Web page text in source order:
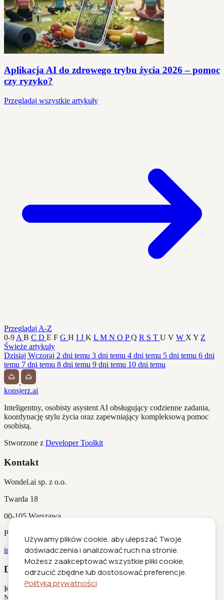
Używamy plików cookie, aby ulepszać Twoje
doświadczenia i analizować ruch na stronie.
Możesz zaakceptować wszystkie pliki cookie,
odrzucić zbędne lub dostosować preferencje.
Polityka prywatności
Aplikacja AI do zdrowego trybu życia 2026 – pomoc
czy ryzyko?
Przeglądaj wszystkie artykuły
Przeglądaj A-Z
0-9 A B C D E F G H I J K L M N O PQ R S T U V W X Y Z
Świeże artykuły
Dzisiaj Wczoraj 2 dni temu 3 dni temu 4 dni temu 5 dni temu 6 dni
temu 7 dni temu 8 dni temu 9 dni temu 10 dni temu
konsjerz.ai
Inteligentny, osobisty asystent AI obsługujący codzienne zadania,
koordynację stylu życia oraz zapewniający kompleksową pomoc
osobistą.
Stworzone z Developer Toolkit
Kontakt
Wondel.ai sp. z o.o.
Twarda 18
00-105 Warszawa
Polska
info@konsjerz.ai
Dane rejestrowe
KRS
0001029516
NIP